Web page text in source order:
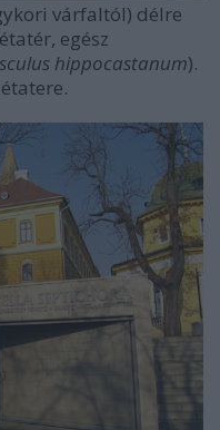
várfaltól) délre
egész
hippocastanum).